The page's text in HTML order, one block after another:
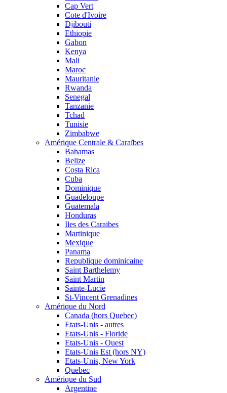
Cap Vert
Cote d'Ivoire
Djibouti
Ethiopie
Gabon
Kenya
Mali
Maroc
Mauritanie
Rwanda
Senegal
Tanzanie
Tchad
Tunisie
Zimbabwe
Amérique Centrale & Caraïbes
Bahamas
Belize
Costa Rica
Cuba
Dominique
Guadeloupe
Guatemala
Honduras
Iles des Caraibes
Martinique
Mexique
Panama
Republique dominicaine
Saint Barthelemy
Saint Martin
Sainte-Lucie
St-Vincent Grenadines
Amérique du Nord
Canada (hors Quebec)
Etats-Unis - autres
Etats-Unis - Floride
Etats-Unis - Ouest
Etats-Unis Est (hors NY)
Etats-Unis, New York
Quebec
Amérique du Sud
Argentine